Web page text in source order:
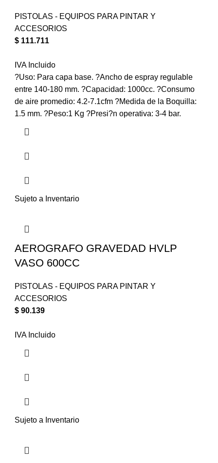
PISTOLAS - EQUIPOS PARA PINTAR Y
ACCESORIOS
$ 111.711
IVA Incluido
?Uso: Para capa base. ?Ancho de espray regulable
entre 140-180 mm. ?Capacidad: 1000cc. ?Consumo
de aire promedio: 4.2-7.1cfm ?Medida de la Boquilla:
1.5 mm. ?Peso:1 Kg ?Presi?n operativa: 3-4 bar.
Sujeto a Inventario
AEROGRAFO GRAVEDAD HVLP
VASO 600CC
PISTOLAS - EQUIPOS PARA PINTAR Y
ACCESORIOS
$ 90.139
IVA Incluido
Sujeto a Inventario